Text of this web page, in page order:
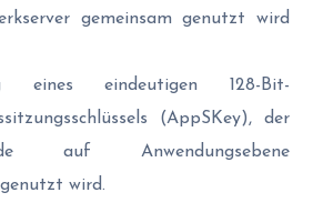
gemeinsam genutzt wird
eines eindeutigen 128-Bit-
(AppSKey), der
auf Anwendungsebene
wird.